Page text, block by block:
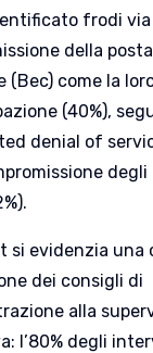
frodi
della
(Bec) come la
(40%),
denial of
si evidenzia una
dei consigli di
alla
l’80% degli